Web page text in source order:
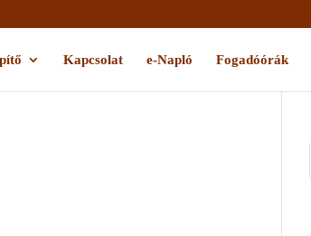
Kapcsolat e-Napló Fogadóórák